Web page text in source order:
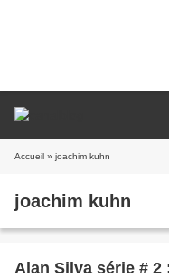
Accueil » joachim kuhn
joachim kuhn
Alan Silva série #